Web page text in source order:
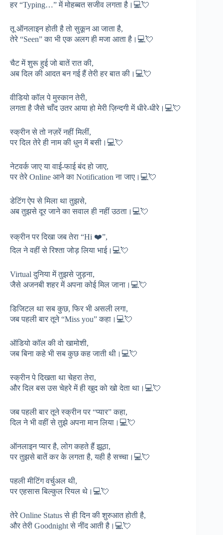
हर “Typing…” में मोहब्बत सजीव लगता है।💻💘
तू ऑनलाइन होती है तो सुकून आ जाता है,
तेरे “Seen” का भी एक अलग ही मजा आता है।💻💘
चैट में शुरू हुई जो बातें रात की,
अब दिल की आदत बन गई हैं तेरी हर बात की।💻💘
वीडियो कॉल पे मुस्कान तेरी,
लगता है जैसे चाँद उतर आया हो मेरी ज़िन्दगी में धीरे-धीरे।💻💘
स्क्रीन से तो नज़रें नहीं मिलीं,
पर दिल तेरे ही नाम की धुन में बसी।💻💘
नेटवर्क जाए या वाई-फाई बंद हो जाए,
पर तेरे Online आने का Notification ना जाए।💻💘
डेटिंग ऐप से मिला था तुझसे,
अब तुझसे दूर जाने का सवाल ही नहीं उठता।💻💘
स्क्रीन पर दिखा जब तेरा “Hi ❤️”,
दिल ने वहीं से रिश्ता जोड़ लिया भाई।💻💘
Virtual दुनिया में तुझसे जुड़ना,
जैसे अजनबी शहर में अपना कोई मिल जाना।💻💘
डिजिटल था सब कुछ, फिर भी असली लगा,
जब पहली बार तूने “Miss you” कहा।💻💘
ऑडियो कॉल की वो खामोशी,
जब बिना कहे भी सब कुछ कह जाती थी।💻💘
स्क्रीन पे दिखता था चेहरा तेरा,
और दिल बस उस चेहरे में ही खुद को खो देता था।💻💘
जब पहली बार तूने स्क्रीन पर “प्यार” कहा,
दिल ने भी वहीं से तुझे अपना मान लिया।💻💘
ऑनलाइन प्यार है, लोग कहते हैं झूठा,
पर तुझसे बातें कर के लगता है, यही है सच्चा।💻💘
पहली मीटिंग वर्चुअल थी,
पर एहसास बिल्कुल रियल थे।💻💘
तेरे Online Status से ही दिन की शुरुआत होती है,
और तेरी Goodnight से नींद आती है।💻💘